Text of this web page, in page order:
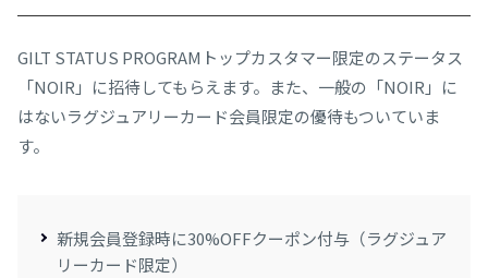
GILT STATUS PROGRAMトップカスタマー限定のステータス
「NOIR」に招待してもらえます。また、一般の「NOIR」に
はないラグジュアリーカード会員限定の優待もついていま
す。
新規会員登録時に30%OFFクーポン付与（ラグジュア
リーカード限定）